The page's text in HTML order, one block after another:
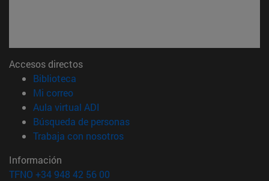
Accesos directos
Biblioteca
Mi correo(abre en nueva ventana)
Aula virtual ADI
Búsqueda de personas(abre en nueva ventana)
Trabaja con nosotros(abre en nueva ventana)
Información
TFNO +34 948 42 56 00